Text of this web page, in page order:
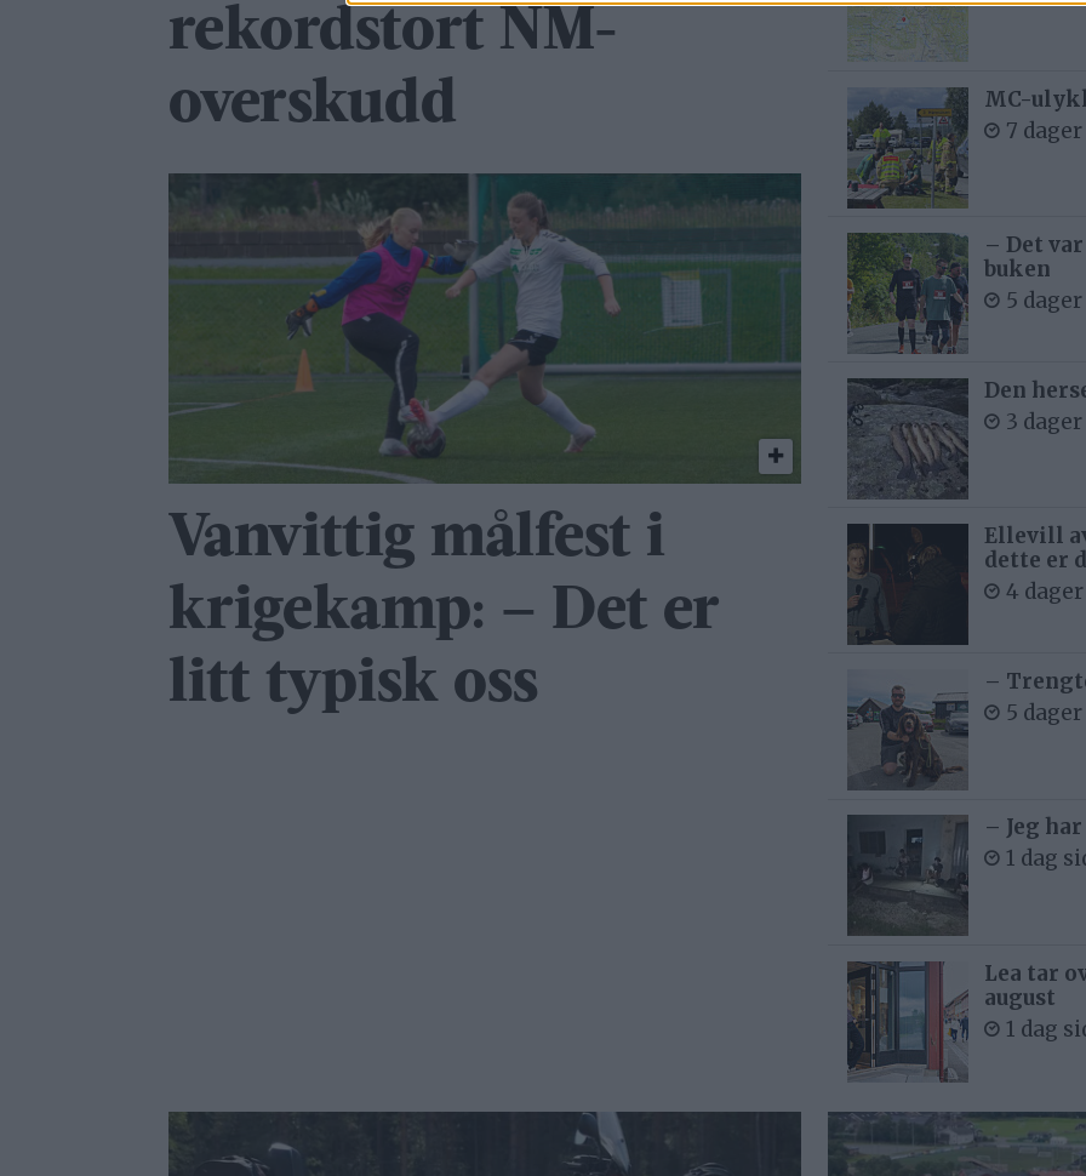
rekordstort NM-
overskudd
Vanvittig målfest i
krigekamp: – Det er
litt typisk oss
MC-
7
– Det
buken
5
Den
3
Ellevill
dette er
4
–
5
– Jeg
1 dag
Lea tar
august
1 dag